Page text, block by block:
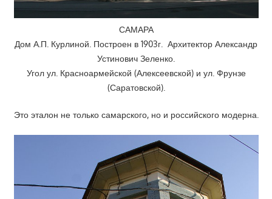
САМАРА
Дом А.П. Курлиной. Построен в 1903г. Архитектор Александр
Устинович Зеленко.
Угол ул. Красноармейской (Алексеевской) и ул. Фрунзе
(Саратовской).
Это эталон не только самарского, но и российского модерна.